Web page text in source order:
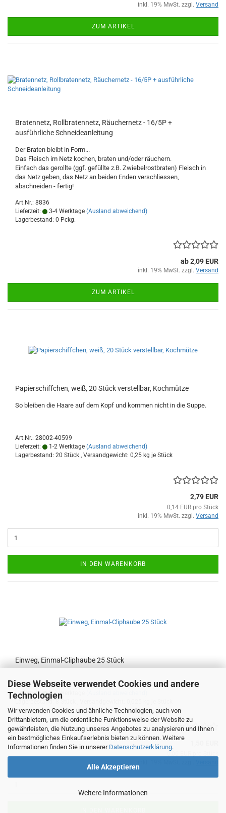
Diese Webseite verwendet Cookies und andere
Technologien
Wir verwenden Cookies und ähnliche Technologien, auch von
Drittanbietern, um die ordentliche Funktionsweise der Website zu
gewährleisten, die Nutzung unseres Angebotes zu analysieren und Ihnen
ein bestmögliches Einkaufserlebnis bieten zu können. Weitere
Informationen finden Sie in unserer Datenschutzerklärung.
Alle Akzeptieren
Weitere Informationen
inkl. 19% MwSt. zzgl. Versand
ZUM ARTIKEL
Bratennetz, Rollbratennetz, Räuchernetz - 16/5P +
ausführliche Schneideanleitung
Der Braten bleibt in Form...
Das Fleisch im Netz kochen, braten und/oder räuchern.
Einfach das gerollte (ggf. gefüllte z.B. Zwiebelrostbraten) Fleisch in
das Netz geben, das Netz an beiden Enden verschliessen,
abschneiden - fertig!
Art.Nr.: 8836
Lieferzeit:
3-4 Werktage (Ausland abweichend)
Lagerbestand: 0 Pckg.
ab 2,09 EUR
inkl. 19% MwSt. zzgl. Versand
ZUM ARTIKEL
Papierschiffchen, weiß, 20 Stück verstellbar, Kochmütze
So bleiben die Haare auf dem Kopf und kommen nicht in die Suppe.
Art.Nr.: 28002-40599
Lieferzeit:
1-2 Werktage (Ausland abweichend)
Lagerbestand: 20 Stück , Versandgewicht: 0,25 kg je Stück
2,79 EUR
0,14 EUR pro Stück
inkl. 19% MwSt. zzgl. Versand
IN DEN WARENKORB
Einweg, Einmal-Cliphaube 25 Stück
Art.Nr.: 79633-33415
Lieferzeit:
2-3 Werktage
Lagerbestand: 8 Stück , Versandgewicht: